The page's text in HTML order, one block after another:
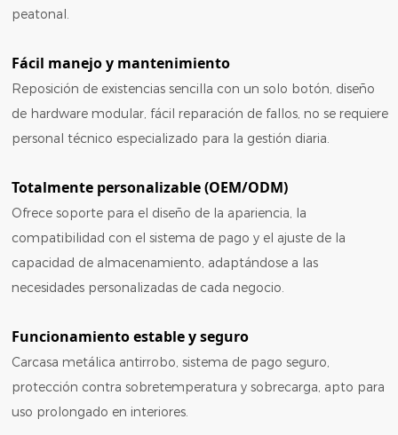
peatonal.
Fácil manejo y mantenimiento
Reposición de existencias sencilla con un solo botón, diseño
de hardware modular, fácil reparación de fallos, no se requiere
personal técnico especializado para la gestión diaria.
Totalmente personalizable (OEM/ODM)
Ofrece soporte para el diseño de la apariencia, la
compatibilidad con el sistema de pago y el ajuste de la
capacidad de almacenamiento, adaptándose a las
necesidades personalizadas de cada negocio.
Funcionamiento estable y seguro
Carcasa metálica antirrobo, sistema de pago seguro,
protección contra sobretemperatura y sobrecarga, apto para
uso prolongado en interiores.